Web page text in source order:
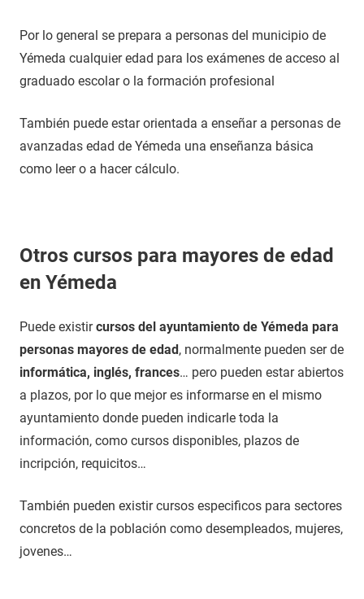
Por lo general se prepara a personas del municipio de
Yémeda cualquier edad para los exámenes de acceso al
graduado escolar o la formación profesional
También puede estar orientada a enseñar a personas de
avanzadas edad de Yémeda una enseñanza básica
como leer o a hacer cálculo.
Otros cursos para mayores de edad
en Yémeda
Puede existircursos del ayuntamiento de Yémeda para
personas mayores de edad, normalmente pueden ser de
informática, inglés, frances… pero pueden estar abiertos
a plazos, por lo que mejor es informarse en el mismo
ayuntamiento donde pueden indicarle toda la
información, como cursos disponibles, plazos de
incripción, requicitos…
También pueden existir cursos especificos para sectores
concretos de la población como desempleados, mujeres,
jovenes…